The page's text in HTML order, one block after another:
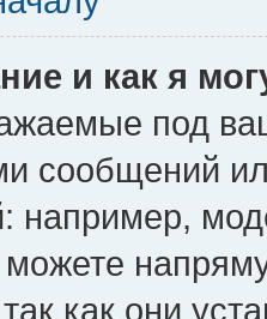
и как я
под
сообщений
например,
как они